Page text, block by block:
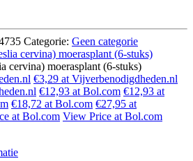
Categorie: Geen categorie
cervina) moerasplant (6-stuks)
€3,29 at Vijverbenodigdheden.nl
€12,93 at Bol.com €12,93 at
€18,72 at Bol.com €27,95 at
at Bol.com View Price at Bol.com